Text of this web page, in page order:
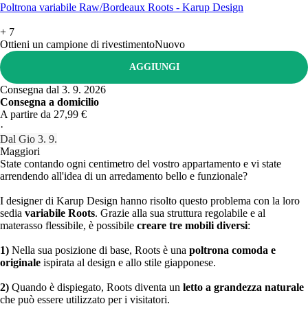
Poltrona variabile Raw/Bordeaux Roots - Karup Design
+ 7
Ottieni un campione di rivestimentoNuovo
AGGIUNGI
Consegna dal 3. 9. 2026
Consegna a domicilio
A partire da 27,99 €
·
Dal Gio 3. 9.
Maggiori
State contando ogni centimetro del vostro appartamento e vi state
arrendendo all'idea di un arredamento bello e funzionale?
I designer di Karup Design hanno risolto questo problema con la loro
sedia variabile Roots. Grazie alla sua struttura regolabile e al
materasso flessibile, è possibile creare tre mobili diversi:
1) Nella sua posizione di base, Roots è una poltrona comoda e
originale ispirata al design e allo stile giapponese.
2) Quando è dispiegato, Roots diventa un letto a grandezza naturale
che può essere utilizzato per i visitatori.